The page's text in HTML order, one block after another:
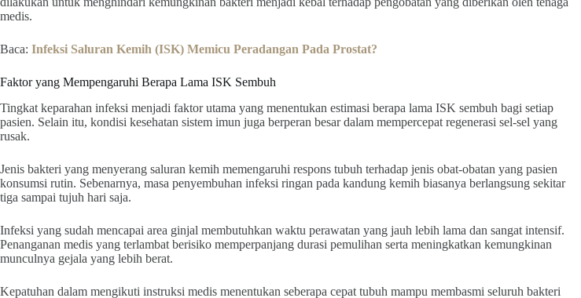
medis.
Baca: Infeksi Saluran Kemih (ISK) Memicu Peradangan Pada Prostat?
Faktor yang Mempengaruhi Berapa Lama ISK Sembuh
Tingkat keparahan infeksi menjadi faktor utama yang menentukan estimasi berapa lama ISK sembuh bagi setiap
pasien. Selain itu, kondisi kesehatan sistem imun juga berperan besar dalam mempercepat regenerasi sel-sel yang
rusak.
Jenis bakteri yang menyerang saluran kemih memengaruhi respons tubuh terhadap jenis obat-obatan yang pasien
konsumsi rutin. Sebenarnya, masa penyembuhan infeksi ringan pada kandung kemih biasanya berlangsung sekitar
tiga sampai tujuh hari saja.
Infeksi yang sudah mencapai area ginjal membutuhkan waktu perawatan yang jauh lebih lama dan sangat intensif.
Penanganan medis yang terlambat berisiko memperpanjang durasi pemulihan serta meningkatkan kemungkinan
munculnya gejala yang lebih berat.
Kepatuhan dalam mengikuti instruksi medis menentukan seberapa cepat tubuh mampu membasmi seluruh bakteri